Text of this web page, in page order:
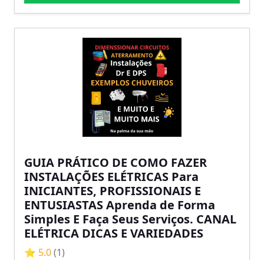
GUIA PRÁTICO DE COMO FAZER
INSTALAÇÕES ELÉTRICAS Para
INICIANTES, PROFISSIONAIS E
ENTUSIASTAS Aprenda de Forma
Simples E Faça Seus Serviços. CANAL
ELÉTRICA DICAS E VARIEDADES
⭐ 5.0(1)